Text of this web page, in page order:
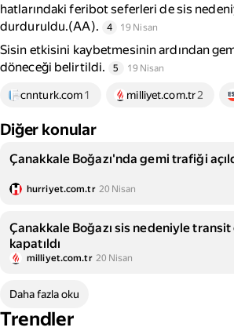
hatlarındaki feribot seferleri de sis
durduruldu.(AA).
4 19 Nisan
Sisin etkisini kaybetmesinin ardından
döneceği belirtildi.
5 19 Nisan
cnnturk.com1 milliyet.com.tr2
Diğer konular
Çanakkale Boğazı'nda gemi trafiği
hurriyet.com.tr 20 Nisan
Çanakkale Boğazı sis nedeniyle
kapatıldı
milliyet.com.tr 20 Nisan
Daha fazla oku
Trendler